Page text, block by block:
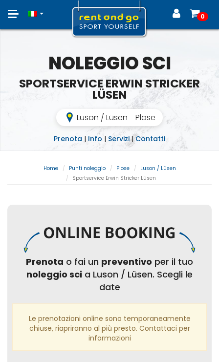
Toggle
0
NOLEGGIO SCI
SPORTSERVICE ERWIN STRICKER
LÜSEN
Luson / Lüsen - Plose
Prenota | Info | Servizi|Contatti
Home Punti noleggio Plose
Luson / Lüsen
Sportservice Erwin Stricker Lüsen
Prenota o fai un preventivo per il tuo
noleggio sci a Luson / Lüsen. Scegli le
date
Le prenotazioni online sono temporaneamente
chiuse, riapriranno al più presto. Contattaci per
informazioni